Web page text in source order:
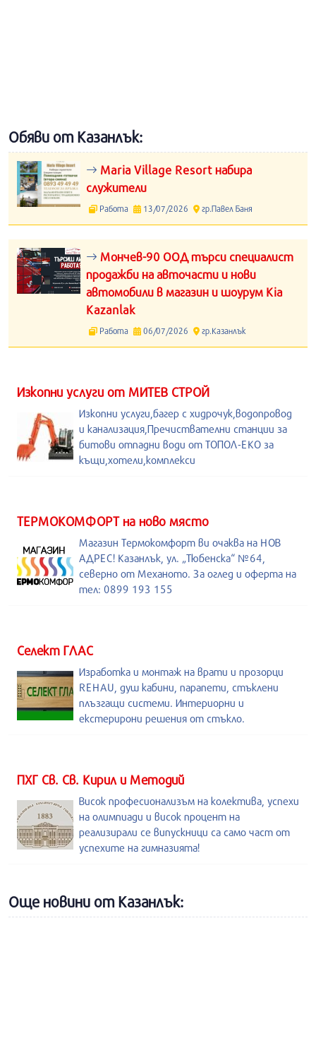
Обяви от Казанлък:
Maria Village Resort набира
служители
Работа 13/07/2026 гр.Павел Баня
Мончев-90 ООД търси специалист
продажби на авточасти и нови
автомобили в магазин и шоурум Kia
Kazanlak
Работа 06/07/2026 гр.Казанлък
Изкопни услуги от МИТЕВ СТРОЙ
Изкопни услуги,багер с хидрочук,водопровод
и канализация,Пречиствателни станции за
битови отпадни води от ТОПОЛ-ЕКО за
къщи,хотели,комплекси
ТЕРМОКОМФОРТ на ново място
Магазин Термокомфорт ви очаква на НОВ
АДРЕС! Казанлък, ул. „Тюбенска“ №64,
северно от Механото. За оглед и оферта на
тел: 0899 193 155
Селект ГЛАС
Изработка и монтаж на врати и прозорци
REHAU, душ кабини, парапети, стъклени
плъзгащи системи. Интериорни и
екстерирони решения от стъкло.
ПХГ Св. Св. Кирил и Методий
Висок професионализъм на колектива, успехи
на олимпиади и висок процент на
реализирали се випускници са само част от
успехите на гимназията!
Още новини от Казанлък: